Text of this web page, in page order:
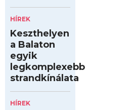
HÍREK
Keszthelyen
a Balaton
egyik
legkomplexebb
strandkínálata
HÍREK